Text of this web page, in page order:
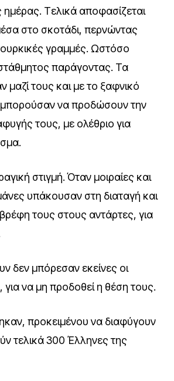
Τελικά αποφασίζεται
στο σκοτάδι, περνώντας
γραμμές. Ωστόσο
παράγοντας. Τα
μαζί τους και με το ξαφνικό
να προδώσουν την
τους, με ολέθριο για
στιγμή. Όταν μοιραίες και
υπάκουσαν στη διαταγή και
τους στους αντάρτες, για
δεν μπόρεσαν εκείνες οι
για να μη προδοθεί η θέση τους.
προκειμένου να διαφύγουν
τελικά 300 Έλληνες της